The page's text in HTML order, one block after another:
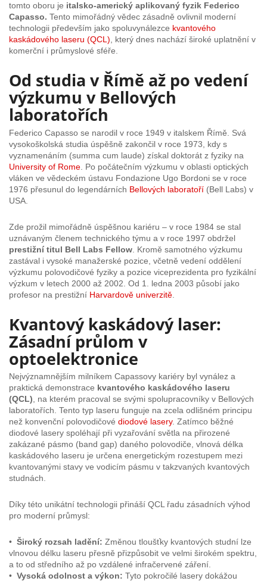
tomto oboru je italsko-americký aplikovaný fyzik Federico
Capasso. Tento mimořádný vědec zásadně ovlivnil moderní
technologii především jako spoluvynálezce kvantového
kaskádového laseru (QCL) , který dnes nachází široké uplatnění v
komerční i průmyslové sféře.
Od studia v Římě až po vedení
výzkumu v Bellových
laboratořích
Federico Capasso se narodil v roce 1949 v italskem Římě. Svá
vysokoškolská studia úspěšně zakončil v roce 1973, kdy s
vyznamenáním (summa cum laude) získal doktorát z fyziky na
University of Rome . Po počátečním výzkumu v oblasti optických
vláken ve vědeckém ústavu Fondazione Ugo Bordoni se v roce
1976 přesunul do legendárních Bellových laboratoří (Bell Labs) v
USA.
Zde prožil mimořádně úspěšnou kariéru – v roce 1984 se stal
uznávaným členem technického týmu a v roce 1997 obdržel
prestižní titul Bell Labs Fellow . Kromě samotného výzkumu
zastával i vysoké manažerské pozice, včetně vedení oddělení
výzkumu polovodičové fyziky a pozice viceprezidenta pro fyzikální
výzkum v letech 2000 až 2002. Od 1. ledna 2003 působí jako
profesor na prestižní Harvardově univerzitě
Kvantový kaskádový laser:
Zásadní průlom v
optoelektronice
Nejvýznamnějším milníkem Capassovy kariéry byl vynález a
praktická demonstrace kvantového kaskádového laseru
(QCL) , na kterém pracoval se svými spolupracovníky v Bellových
laboratořích. Tento typ laseru funguje na zcela odlišném principu
než konvenční polovodičové diodové lasery. Zatímco běžné
diodové lasery spoléhají při vyzařování světla na přirozené
zakázané pásmo (band gap) daného polovodiče, vlnová délka
kaskádového laseru je určena energetickým rozestupem mezi
kvantovanými stavy ve vodicím pásmu v takzvaných kvantových
studnách.
Díky této unikátní technologii přináší QCL řadu zásadních výhod
pro moderní průmysl:
• Široký rozsah ladění: Změnou tloušťky kvantových studní lze
vlnovou délku laseru přesně přizpůsobit ve velmi širokém spektru,
a to od středního až po vzdálené infračervené záření.
• Vysoká odolnost a výkon: Tyto pokročilé lasery dokážou